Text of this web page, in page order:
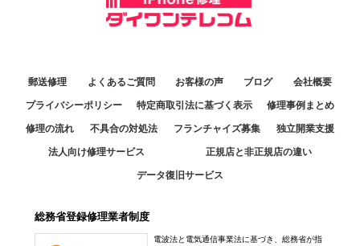
郵送修理 よくあるご質問 お客様の声 ブログ 会社概要
プライバシーポリシー 特定商取引法に基づく表示 修理事例まとめ
修理の流れ 不具合の対処法 フランチャイズ募集 独立開業支援
法人向け修理サービス 正規店と非正規店の違い
データ復旧サービス
総務省登録修理業者制度
電波法と電気通信事業法に基づき、総務省が指